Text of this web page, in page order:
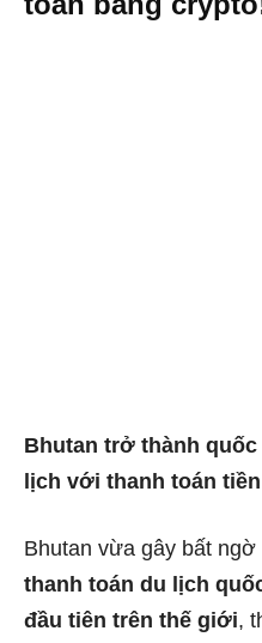
Bhutan trở thành
lịch với thanh toán
Bhutan vừa gây bất ngờ
thanh toán du lịch
đầu tiên trên thế giới,